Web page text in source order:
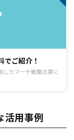
ご紹介！
たマーケ戦略立案に
活用事例